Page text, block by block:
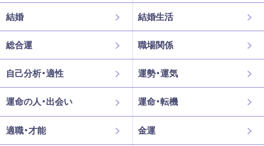
結婚 結婚生活
総合運 職場関係
自己分析・適性 運勢・運気
運命の人・出会い 運命・転機
適職・才能 金運